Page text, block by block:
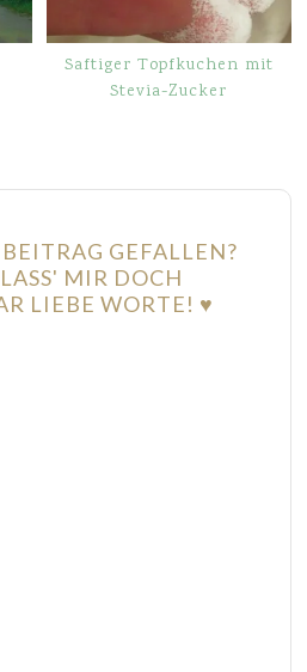
Saftiger Topfkuchen mit
Stevia-Zucker
GEFALLEN?
MIR DOCH
LIEBE WORTE! ♥